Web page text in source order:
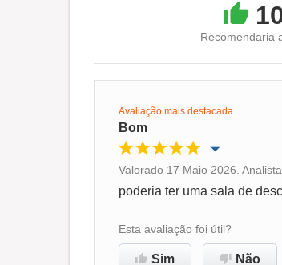
Recomendaria
Avaliação mais destacada
Bom
Oportunidade de promoção
Ambiente de trabalho
Valorado 17 Maio 2026.
poderia ter uma sala de
Esta avaliação foi útil?
Sim Não